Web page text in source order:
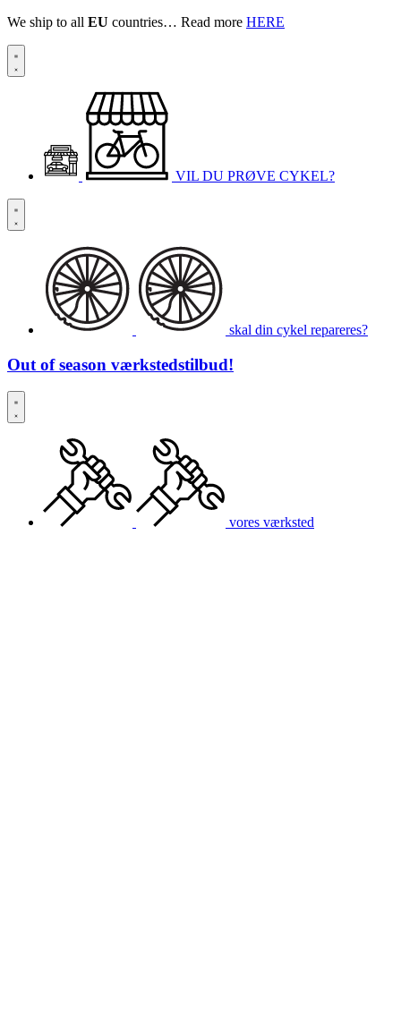
We ship to all EU countries… Read more HERE
VIL DU PRØVE CYKEL?
skal din cykel repareres?
Out of season værkstedstilbud!
vores værksted